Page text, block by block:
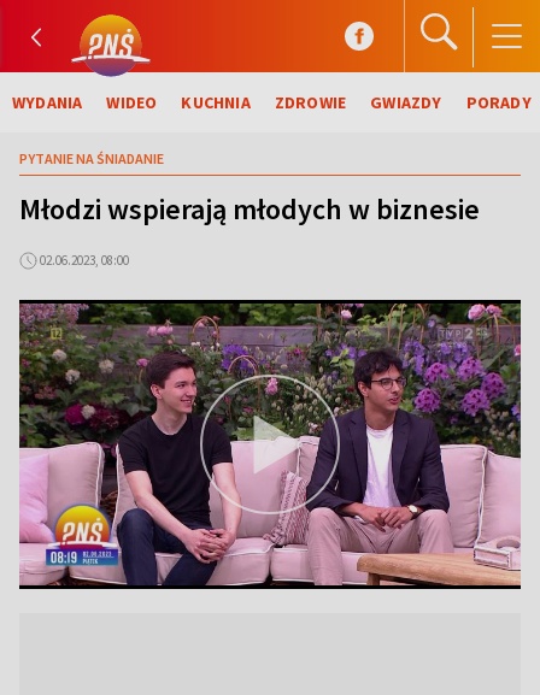
WYDANIA WIDEO KUCHNIA ZDROWIE GWIAZDY PORADY
PYTANIE NA ŚNIADANIE
Młodzi wspierają młodych w biznesie
02.06.2023, 08:00